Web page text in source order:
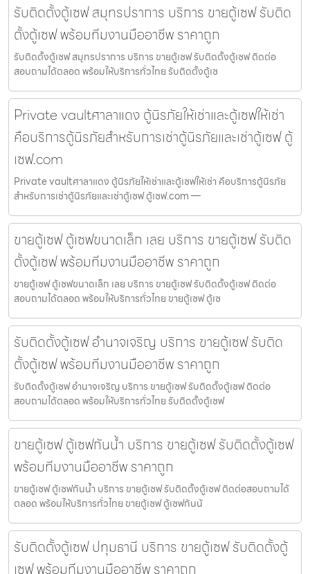
รับติดตั้งตู้เซฟ สมุทรปราการ บริการ ขายตู้เซฟ รับติด
ตั้งตู้เซฟ พร้อมทีมงานมืออาชีพ ราคาถูก
รับติดตั้งตู้เซฟ สมุทรปราการ บริการ ขายตู้เซฟ รับติดตั้งตู้เซฟ ติดต่อ
สอบถามได้ตลอด พร้อมให้บริการทั่วไทย รับติดตั้งตู้เซ
Private vaultศาลาแดง ตู้นิรภัยให้เช่าและตู้เซฟให้เช่า
คือบริการตู้นิรภัยสำหรับการเช่าตู้นิรภัยและเช่าตู้เซฟ ตู้
เซฟ.com
Private vaultศาลาแดง ตู้นิรภัยให้เช่าและตู้เซฟให้เช่า คือบริการตู้นิรภัย
สำหรับการเช่าตู้นิรภัยและเช่าตู้เซฟ ตู้เซฟ.com —
ขายตู้เซฟ ตู้เซฟขนาดเล็ก เลย บริการ ขายตู้เซฟ รับติด
ตั้งตู้เซฟ พร้อมทีมงานมืออาชีพ ราคาถูก
ขายตู้เซฟ ตู้เซฟขนาดเล็ก เลย บริการ ขายตู้เซฟ รับติดตั้งตู้เซฟ ติดต่อ
สอบถามได้ตลอด พร้อมให้บริการทั่วไทย ขายตู้เซฟ ตู้เซ
รับติดตั้งตู้เซฟ อำนาจเจริญ บริการ ขายตู้เซฟ รับติด
ตั้งตู้เซฟ พร้อมทีมงานมืออาชีพ ราคาถูก
รับติดตั้งตู้เซฟ อำนาจเจริญ บริการ ขายตู้เซฟ รับติดตั้งตู้เซฟ ติดต่อ
สอบถามได้ตลอด พร้อมให้บริการทั่วไทย รับติดตั้งตู้เซฟ
ขายตู้เซฟ ตู้เซฟกันน้ำ บริการ ขายตู้เซฟ รับติดตั้งตู้เซฟ
พร้อมทีมงานมืออาชีพ ราคาถูก
ขายตู้เซฟ ตู้เซฟกันน้ำ บริการ ขายตู้เซฟ รับติดตั้งตู้เซฟ ติดต่อสอบถามได้
ตลอด พร้อมให้บริการทั่วไทย ขายตู้เซฟ ตู้เซฟกันน้
รับติดตั้งตู้เซฟ ปทุมธานี บริการ ขายตู้เซฟ รับติดตั้งตู้
เซฟ พร้อมทีมงานมืออาชีพ ราคาถูก